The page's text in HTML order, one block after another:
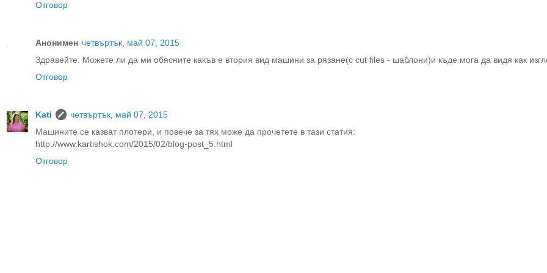
Отговор
Анонимен четвъртък, май 07, 2015
Здравейте. Можете ли да ми обясните какъв е втория вид машини за рязане(с cut files - шаблони)и къде мога да видя как
Отговор
Kati
четвъртък, май 07, 2015
Машините се казват плотери, и повече за тях може да прочетете в тази статия:
http://www.kartishok.com/2015/02/blog-post_5.html
Отговор